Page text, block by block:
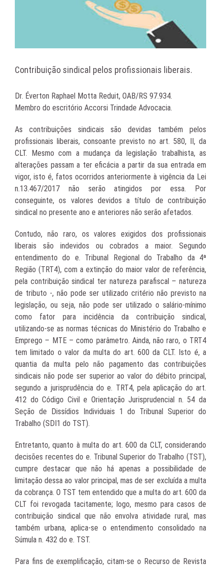
Contribuição sindical pelos profissionais liberais.
Dr. Éverton Raphael Motta Reduit, OAB/RS 97.934.
Membro do escritório Accorsi Trindade Advocacia.
As contribuições sindicais são devidas também pelos
profissionais liberais, consoante previsto no art. 580, II, da
CLT. Mesmo com a mudança da legislação trabalhista, as
alterações passam a ter eficácia a partir da sua entrada em
vigor, isto é, fatos ocorridos anteriormente à vigência da Lei
n.13.467/2017 não serão atingidos por essa. Por
conseguinte, os valores devidos a título de contribuição
sindical no presente ano e anteriores não serão afetados.
Contudo, não raro, os valores exigidos dos profissionais
liberais são indevidos ou cobrados a maior. Segundo
entendimento do e. Tribunal Regional do Trabalho da 4ª
Região (TRT4), com a extinção do maior valor de referência,
pela contribuição sindical ter natureza parafiscal – natureza
de tributo -, não pode ser utilizado critério não previsto na
legislação, ou seja, não pode ser utilizado o salário-mínimo
como fator para incidência da contribuição sindical,
utilizando-se as normas técnicas do Ministério do Trabalho e
Emprego – MTE – como parâmetro. Ainda, não raro, o TRT4
tem limitado o valor da multa do art. 600 da CLT. Isto é, a
quantia da multa pelo não pagamento das contribuições
sindicais não pode ser superior ao valor do débito principal,
segundo a jurisprudência do e. TRT4, pela aplicação do art.
412 do Código Civil e Orientação Jurisprudencial n. 54 da
Seção de Dissídios Individuais 1 do Tribunal Superior do
Trabalho (SDI1 do TST).
Entretanto, quanto à multa do art. 600 da CLT, considerando
decisões recentes do e. Tribunal Superior do Trabalho (TST),
cumpre destacar que não há apenas a possibilidade de
limitação dessa ao valor principal, mas de ser excluída a multa
da cobrança. O TST tem entendido que a multa do art. 600 da
CLT foi revogada tacitamente; logo, mesmo para casos de
contribuição sindical que não envolva atividade rural, mas
também urbana, aplica-se o entendimento consolidado na
Súmula n. 432 do e. TST.
Para fins de exemplificação, citam-se o Recurso de Revista